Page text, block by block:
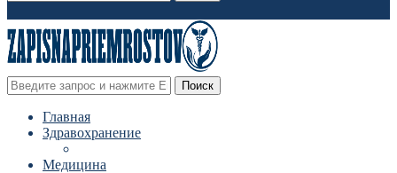
Поиск
Главная
Здравохранение
Медицина